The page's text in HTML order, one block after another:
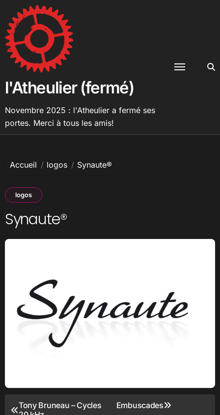
contenu
l'Atheulier (fermé)
Novembre 2025 : l'Atheulier a fermé ses
portes. Merci à tous les amis!
Accueil logos Synaute®
logos
Synaute®
Navigation
Tony Bruneau – Cycles
Embuscades